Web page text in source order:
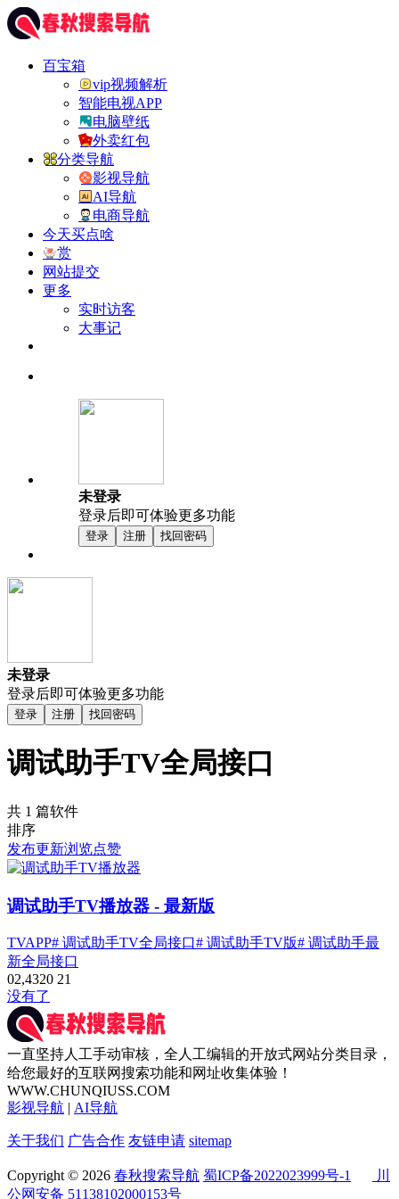
百宝箱
vip视频解析
智能电视APP
电脑壁纸
外卖红包
分类导航
影视导航
AI导航
电商导航
今天买点啥
赏
网站提交
更多
实时访客
大事记
未登录
登录后即可体验更多功能
登录 注册 找回密码
未登录
登录后即可体验更多功能
登录 注册 找回密码
调试助手TV全局接口
共 1 篇软件
排序
发布更新浏览点赞
调试助手TV播放器 - 最新版
TVAPP# 调试助手TV全局接口# 调试助手TV版# 调试助手最
新全局接口
02,4320 21
没有了
一直坚持人工手动审核，全人工编辑的开放式网站分类目录，
给您最好的互联网搜索功能和网址收集体验！
WWW.CHUNQIUSS.COM
影视导航 | AI导航
关于我们 广告合作 友链申请 sitemap
Copyright © 2026 春秋搜索导航 蜀ICP备2022023999号-1
川
公网安备 51138102000153号